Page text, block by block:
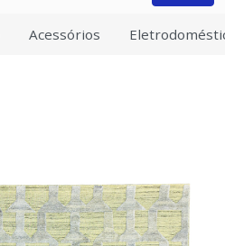
Acessórios